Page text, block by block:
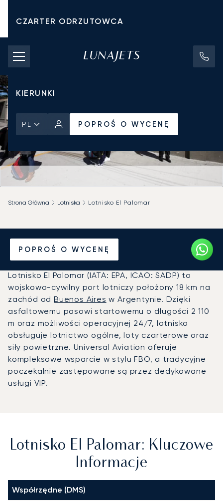
CZARTER ODRZUTOWCA
KOSZTY CZARTERU
PRYWATNE ODRZUTOWCE
KIERUNKI
PL POPROŚ O WYCENĘ
POPROŚ O WYCENĘ
Strona Główna Lotniska Lotnisko El Palomar
Prywatny odrzutowiec na
Lotnisko El Palomar (EPA)
Lotnisko El Palomar (IATA: EPA, ICAO: SADP) to
wojskowo-cywilny port lotniczy położony 18 km na
zachód odBuenos Aires w Argentynie. Dzięki
asfaltowemu pasowi startowemu o długości 2 110
m oraz możliwości operacyjnej 24/7, lotnisko
obsługuje lotnictwo ogólne, loty czarterowe oraz
siły powietrzne. Universal Aviation oferuje
kompleksowe wsparcie w stylu FBO, a tradycyjne
poczekalnie zastępowane są przez dedykowane
usługi VIP.
Lotnisko El Palomar: Kluczowe
Informacje
Współrzędne (DMS)